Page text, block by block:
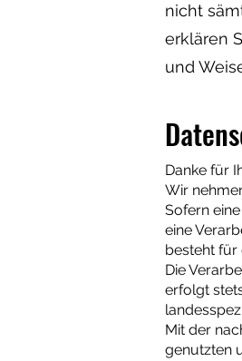
nicht
erklären
und
Da
Danke für
Wir
Sofern
eine
besteht für
Die
erfolgt
Mit der
genutzten